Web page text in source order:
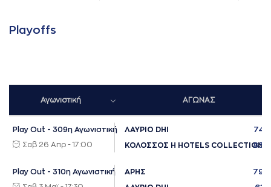
Playoffs
Αγωνιστική ΑΓΩΝΑΣ
Play Out - 309η Αγωνιστική
Σαβ 26 Απρ - 17:00
ΛΑΥΡΙΟ DHI 74
ΚΟΛΟΣΣΟΣ H HOTELS COLLECTION
83
Play Out - 310η Αγωνιστική ΑΡΗΣ 79